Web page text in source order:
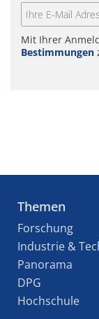
Mit Ihrer
Bestimmungen
Themen
Forschung
Industrie &
Panorama
DPG
Hochschule